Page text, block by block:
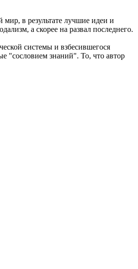
в результате лучшие идеи и
а скорее на развал последнего.
системы и взбесившегося
"сословием знаний". То, что автор